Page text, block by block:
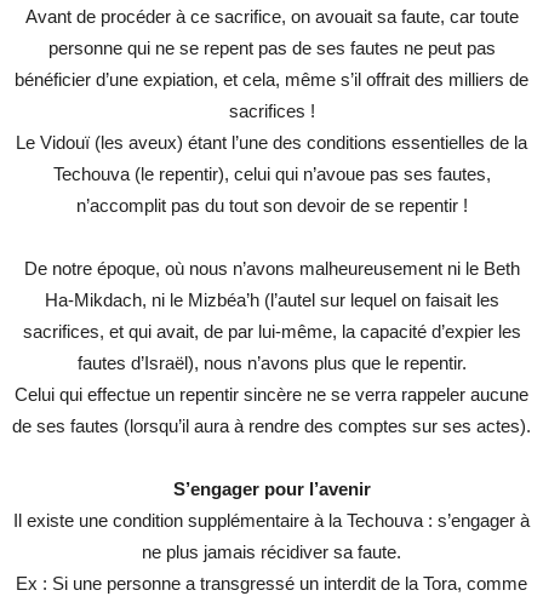
Avant de procéder à ce sacrifice, on avouait sa faute, car toute
personne qui ne se repent pas de ses fautes ne peut pas
bénéficier d’une expiation, et cela, même s’il offrait des milliers de
sacrifices !
Le Vidouï (les aveux) étant l’une des conditions essentielles de la
Techouva (le repentir), celui qui n’avoue pas ses fautes,
n’accomplit pas du tout son devoir de se repentir !
De notre époque, où nous n’avons malheureusement ni le Beth
Ha-Mikdach, ni le Mizbéa’h (l’autel sur lequel on faisait les
sacrifices, et qui avait, de par lui-même, la capacité d’expier les
fautes d’Israël), nous n’avons plus que le repentir.
Celui qui effectue un repentir sincère ne se verra rappeler aucune
de ses fautes (lorsqu’il aura à rendre des comptes sur ses actes).
S’engager pour l’avenir
Il existe une condition supplémentaire à la Techouva : s’engager à
ne plus jamais récidiver sa faute.
Ex : Si une personne a transgressé un interdit de la Tora, comme